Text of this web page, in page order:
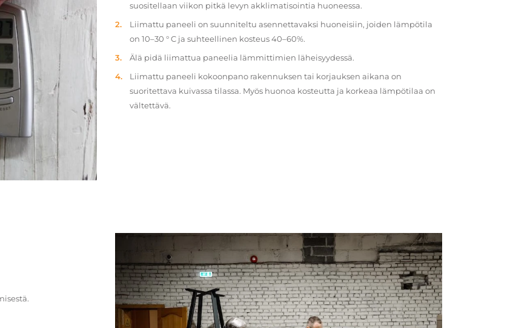
suositellaan viikon pitkä levyn akklimatisointia huoneessa.
Liimattu paneeli on suunniteltu asennettavaksi huoneisiin, joiden lämpötila
on 10–30 ° C ja suhteellinen kosteus 40–60%.
Älä pidä liimattua paneelia lämmittimien läheisyydessä.
Liimattu paneeli kokoonpano rakennuksen tai korjauksen aikana on
suoritettava kuivassa tilassa. Myös huonoa kosteutta ja korkeaa lämpötilaa on
vältettävä.